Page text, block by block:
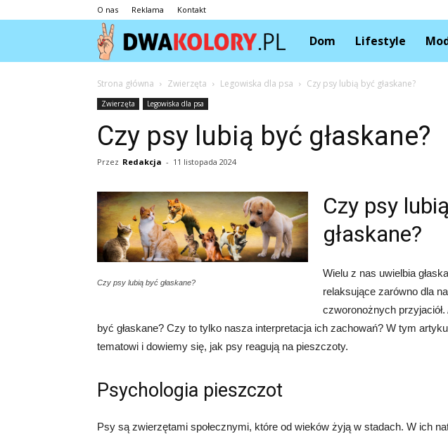
O nas Reklama Kontakt
DwaKolory.pl
Dom Lifestyle
Strona główna Zwierzęta Legowiska dla psa Czy psy lubią być głaskane?
Zwierzęta Legowiska dla psa
Czy psy lubią być głaskane?
Przez Redakcja - 11 listopada 2024
Czy psy lubią być głaskane?
Czy psy
głaskane?
Wielu z nas uwielbia
relaksujące zarówno dla
czworonożnych
być głaskane? Czy to tylko nasza interpretacja ich zachowań? W tym
tematowi i dowiemy się, jak psy reagują na pieszczoty.
Psychologia pieszczot
Psy są zwierzętami społecznymi, które od wieków żyją w stadach. W ich